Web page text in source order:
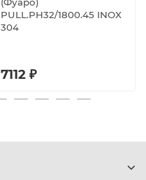
PULL.PH32/1800.45 INOX
304
7112 ₽